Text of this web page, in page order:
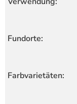
Fundorte:
Farbvarietäten: